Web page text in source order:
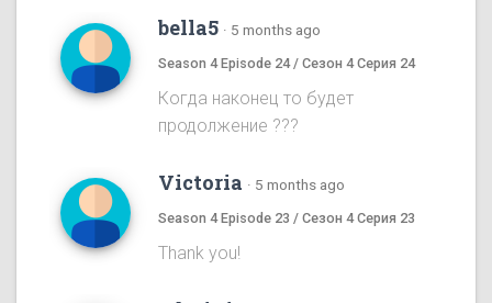
bella5 · 5 months ago
Season 4 Episode 24 / Сезон 4 Серия 24
Когда наконец то будет
продолжение ???
Victoria · 5 months ago
Season 4 Episode 23 / Сезон 4 Серия 23
Thank you!